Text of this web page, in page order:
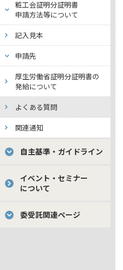
粧工会証明分証明書
申請方法等について
記入見本
申請先
厚生労働省証明分証明書の
発給について
よくある質問
関連通知
自主基準・ガイドライン
イベント・セミナー
について
委受託関連ページ